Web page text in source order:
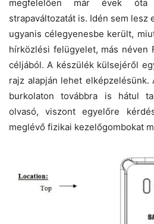
megfelelően már évek
strapaváltozatát is. Idén sem lesz
ugyanis célegyenesbe került,
hírközlési felügyelet, más néven
céljából. A készülék külsejéről
rajz alapján lehet
burkolaton továbbra is hátul
olvasó, viszont egyelőre
meglévő fizikai kezelőgombokat